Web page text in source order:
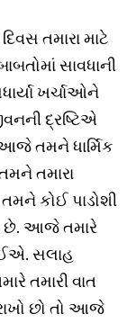
તમારા માટે
સાવધાની
ખર્ચાઓને
દ્રષ્ટિએ
તમને ધાર્મિક
તમારા
કોઈ પાડોશી
છે. આજે તમારે
સલાહ
તમારી વાત
છો તો આજે